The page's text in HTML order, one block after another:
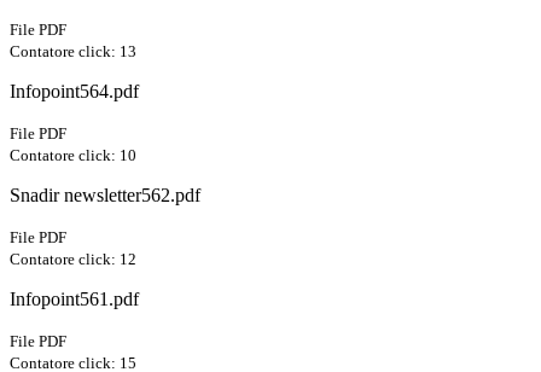
File PDF
Contatore click: 13
Infopoint564.pdf
File PDF
Contatore click: 10
Snadir newsletter562.pdf
File PDF
Contatore click: 12
Infopoint561.pdf
File PDF
Contatore click: 15